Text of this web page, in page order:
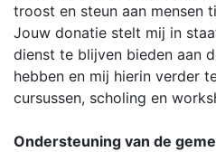
troost en steun aan mensen
Jouw donatie stelt mij in
dienst te blijven bieden aan
hebben en mij hierin verder
cursussen, scholing en
Ondersteuning van de